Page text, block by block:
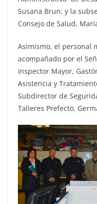
Susana Brun; y la
Consejo de Salud,
Asimismo, el personal
acompañado por el
Inspector Mayor,
Asistencia y
Subdirector de
Talleres Prefecto,